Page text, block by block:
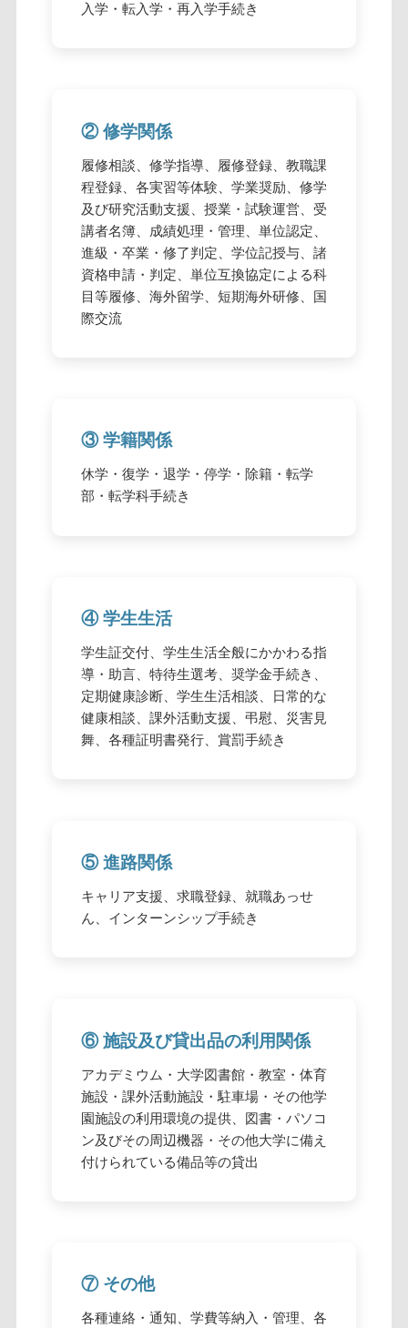
入学・転入学・再入学手続き
② 修学関係
履修相談、修学指導、履修登録、教職課
程登録、各実習等体験、学業奨励、修学
及び研究活動支援、授業・試験運営、受
講者名簿、成績処理・管理、単位認定、
進級・卒業・修了判定、学位記授与、諸
資格申請・判定、単位互換協定による科
目等履修、海外留学、短期海外研修、国
際交流
③ 学籍関係
休学・復学・退学・停学・除籍・転学
部・転学科手続き
④ 学生生活
学生証交付、学生生活全般にかかわる指
導・助言、特待生選考、奨学金手続き、
定期健康診断、学生生活相談、日常的な
健康相談、課外活動支援、弔慰、災害見
舞、各種証明書発行、賞罰手続き
⑤ 進路関係
キャリア支援、求職登録、就職あっせ
ん、インターンシップ手続き
⑥ 施設及び貸出品の利用関係
アカデミウム・大学図書館・教室・体育
施設・課外活動施設・駐車場・その他学
園施設の利用環境の提供、図書・パソコ
ン及びその周辺機器・その他大学に備え
付けられている備品等の貸出
⑦ その他
各種連絡・通知、学費等納入・管理、各